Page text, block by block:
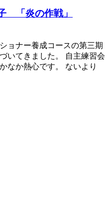
「炎の作戦」
ョナー養成コースの第三期
いてきました。 自主練習会
なか熱心です。 ないより